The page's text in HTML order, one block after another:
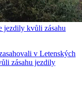
jezdily kvůli zásahu
v Letenských
zásahu jezdily